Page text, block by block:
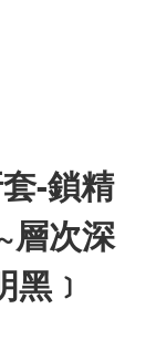
-鎖精
層次深
﹞